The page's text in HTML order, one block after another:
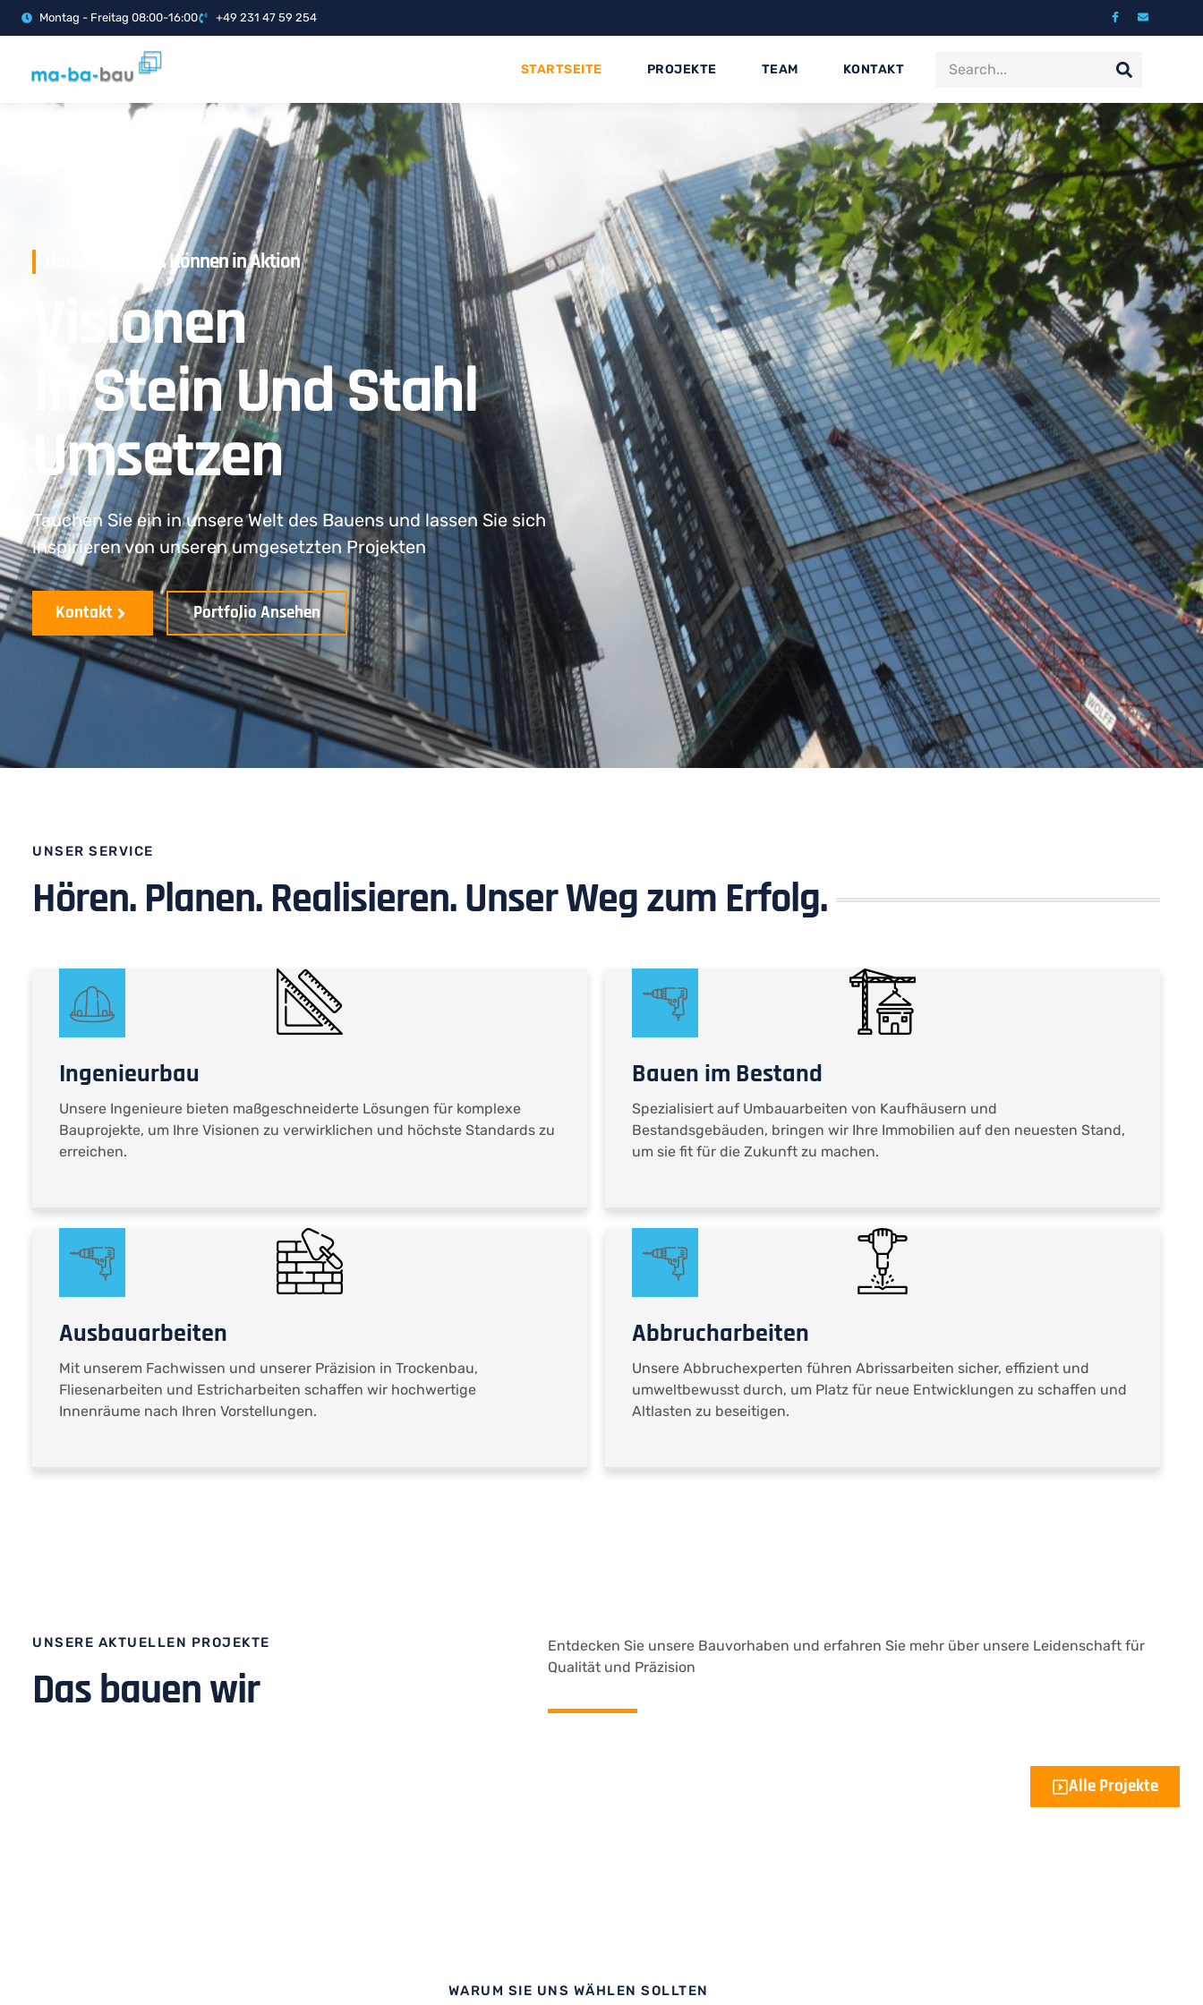
Montag - Freitag 08:00-16:00 +49 231 47 59 254
STARTSEITE PROJEKTE TEAM KONTAKT
Handwerkliches Können in Aktion
Visionen
In Stein Und Stahl
Umsetzen
Tauchen Sie ein in unsere Welt des Bauens und lassen Sie sich
inspirieren von unseren umgesetzten Projekten
Kontakt Portfolio Ansehen
UNSER SERVICE
Hören. Planen. Realisieren. Unser Weg zum Erfolg.
Ingenieurbau
Unsere Ingenieure bieten maßgeschneiderte Lösungen für komplexe
Bauprojekte, um Ihre Visionen zu verwirklichen und höchste Standards zu
erreichen.
Bauen im Bestand
Spezialisiert auf Umbauarbeiten von Kaufhäusern und
Bestandsgebäuden, bringen wir Ihre Immobilien auf den neuesten Stand,
um sie fit für die Zukunft zu machen.
Ausbauarbeiten
Mit unserem Fachwissen und unserer Präzision in Trockenbau,
Fliesenarbeiten und Estricharbeiten schaffen wir hochwertige
Innenräume nach Ihren Vorstellungen.
Abbrucharbeiten
Unsere Abbruchexperten führen Abrissarbeiten sicher, effizient und
umweltbewusst durch, um Platz für neue Entwicklungen zu schaffen und
Altlasten zu beseitigen.
UNSERE AKTUELLEN PROJEKTE
Das bauen wir
Entdecken Sie unsere Bauvorhaben und erfahren Sie mehr über unsere Leidenschaft für
Qualität und Präzision
Alle Projekte
WARUM SIE UNS WÄHLEN SOLLTEN